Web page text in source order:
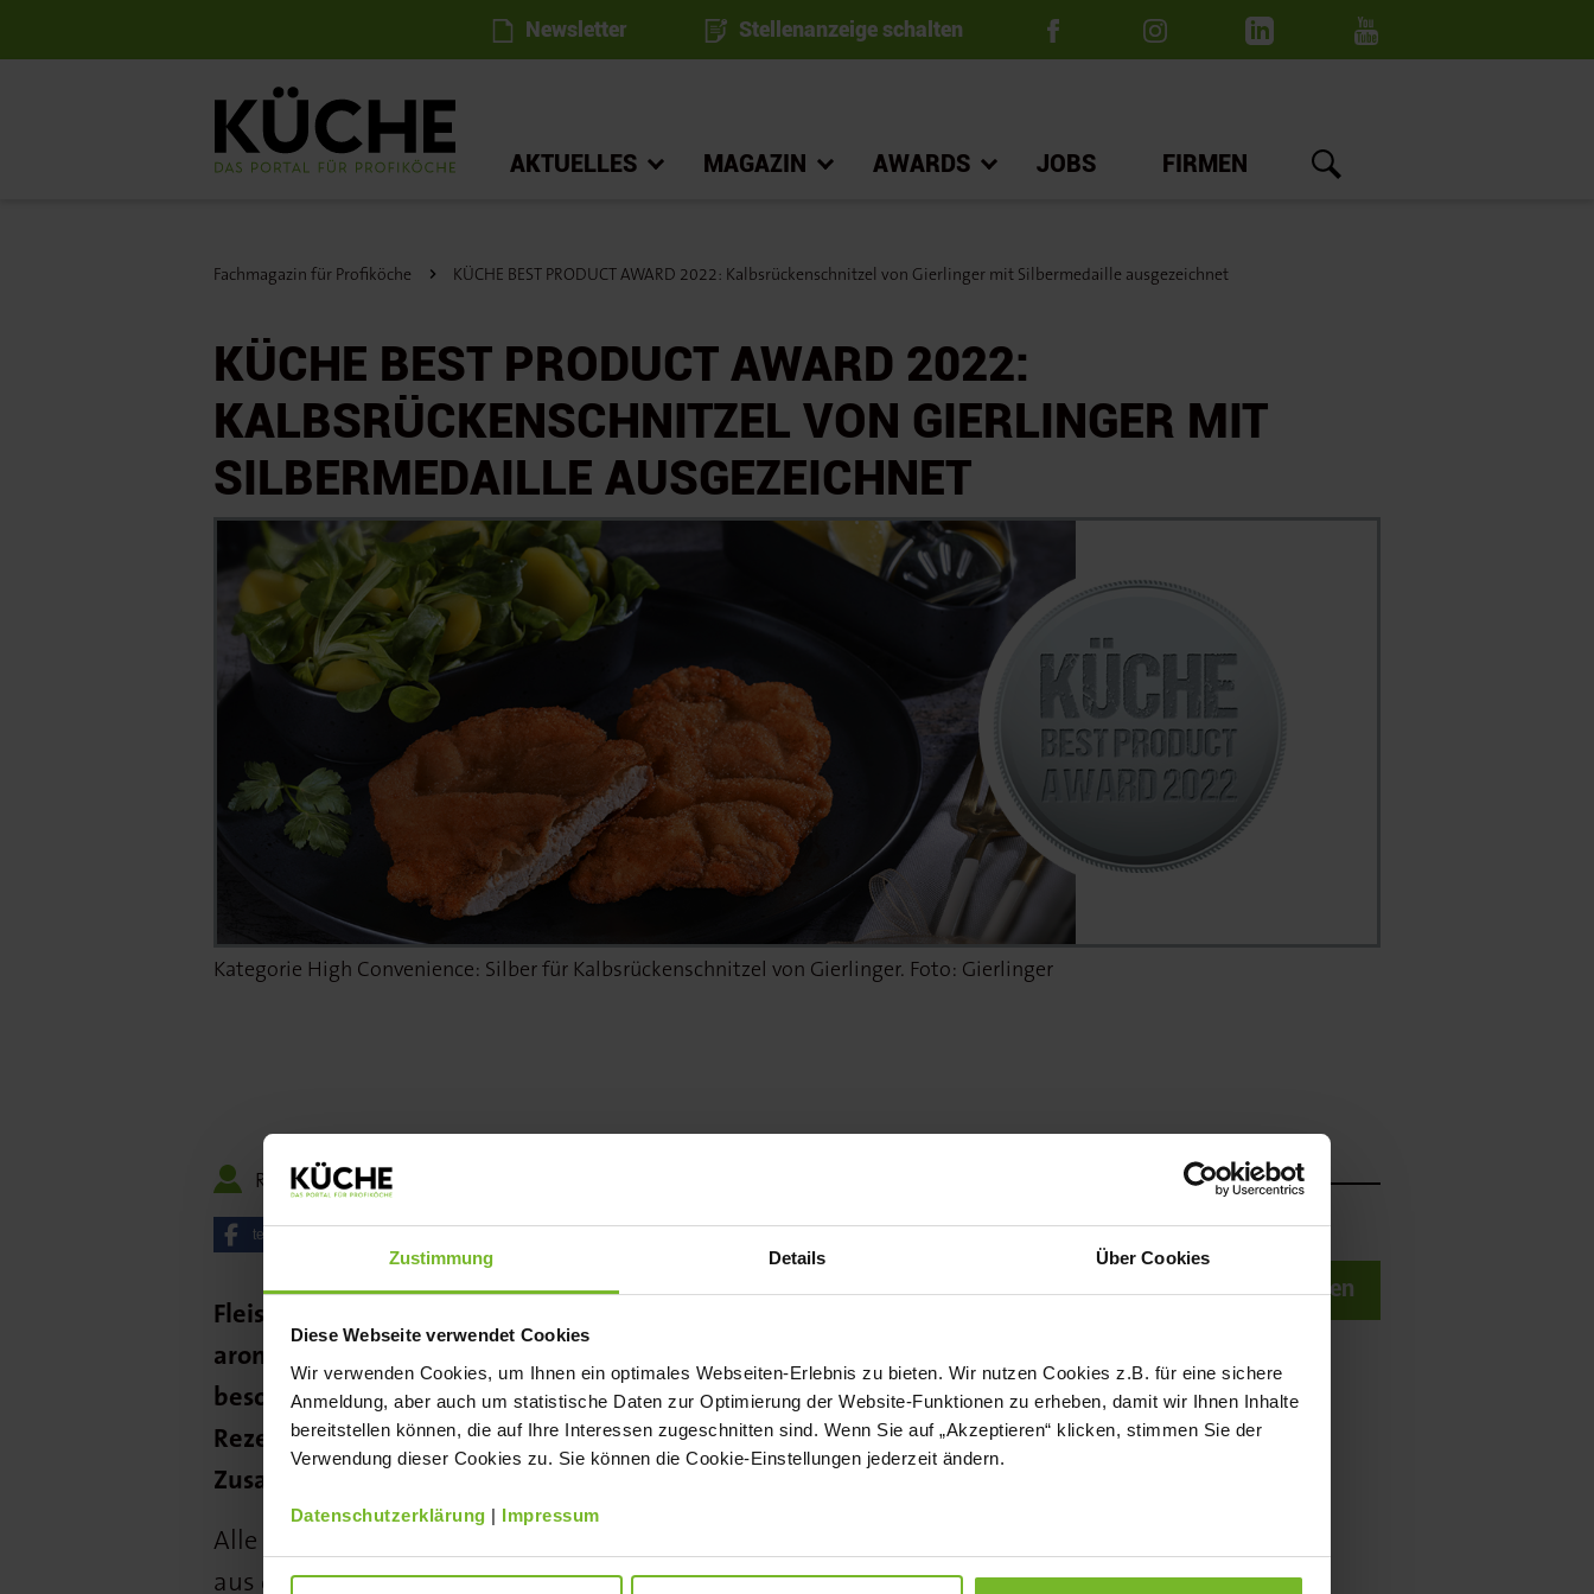
Zustimmung Details Über Cookies
Diese Webseite verwendet Cookies
Wir verwenden Cookies, um Ihnen ein optimales Webseiten-Erlebnis zu bieten. Wir nutzen Cookies z.B. für eine sichere
Anmeldung, aber auch um statistische Daten zur Optimierung der Website-Funktionen zu erheben, damit wir Ihnen Inhalte
bereitstellen können, die auf Ihre Interessen zugeschnitten sind. Wenn Sie auf „Akzeptieren“ klicken, stimmen Sie der
Verwendung dieser Cookies zu. Sie können die Cookie-Einstellungen jederzeit ändern.
Datenschutzerklärung | Impressum
Newsletter Stellenanzeige schalten
AKTUELLES MAGAZIN AWARDS JOBS FIRMEN
Fachmagazin für Profiköche KÜCHE BEST PRODUCT AWARD 2022: Kalbsrückenschnitzel von Gierlinger mit Silbermedaille ausgezeichnet
KÜCHE BEST PRODUCT AWARD 2022:
KALBSRÜCKENSCHNITZEL VON GIERLINGER MIT
SILBERMEDAILLE AUSGEZEICHNET
Kategorie High Convenience: Silber für Kalbsrückenschnitzel von Gierlinger. Foto: Gierlinger
Redaktion
teilen
Fleisch aus dem Rücken vom Kalb ist besonders zart und
aromatisch. Das Wiener Schnitzel von Gierlinger ist daher ein
besonderer Leckerbissen. Die Panade ist nach traditionellem
Rezept aus Mehl, Vollei und Semmelbröseln hergestellt – ohne
Zusatzstoffe und Geschmacksverstärker.
Alle Zutaten stammen aus heimischer Erzeugung. Das Schnitzel
aus der Schnitzelmanufaktur bietet Convenience ‚like homemade‘.
NEWSLETTER
Senden